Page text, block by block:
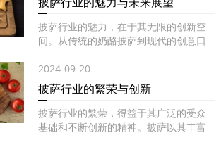
披萨行业的魅力，在于其无限的创新空
间。从传统的奶酪披萨到现代的创意口
2024-09-20
披萨行业的繁荣与创新
披萨行业的繁荣，得益于其广泛的受众
基础和不断创新的精神。披萨以其丰富